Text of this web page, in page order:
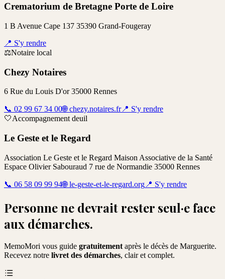
Crematorium de Bretagne Porte de Loire
1 B Avenue Cape 137 35390 Grand-Fougeray
📍 S'y rendre
⚖️Notaire local
Chezy Notaires
6 Rue du Louis D'or 35000 Rennes
📞 02 99 67 34 00🌐 chezy.notaires.fr📍 S'y rendre
🤍Accompagnement deuil
Le Geste et le Regard
Association Le Geste et le Regard Maison Associative de la Santé
Espace Olivier Sabouraud 7 rue de Normandie 35000 Rennes
📞 06 58 09 99 94🌐 le-geste-et-le-regard.org 📍 S'y rendre
Personne ne devrait rester seul·e face
aux démarches.
MemoMori vous guide gratuitement après le décès de Marguerite.
Recevez notre livret des démarches, clair et complet.